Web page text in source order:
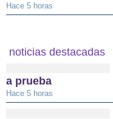
Hace 5 horas
noticias destacadas
a prueba
Hace 5 horas